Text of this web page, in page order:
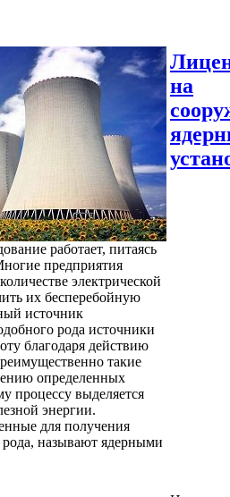
работает, питаясь
предприятия
электрической
их бесперебойную
источник
рода источники
благодаря действию
такие
определенных
процессу выделяется
энергии.
для получения
называют ядерными
на